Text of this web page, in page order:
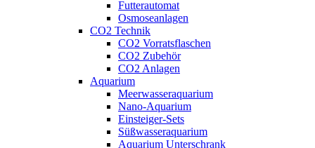
Futterautomat
Osmoseanlagen
CO2 Technik
CO2 Vorratsflaschen
CO2 Zubehör
CO2 Anlagen
Aquarium
Meerwasseraquarium
Nano-Aquarium
Einsteiger-Sets
Süßwasseraquarium
Aquarium Unterschrank